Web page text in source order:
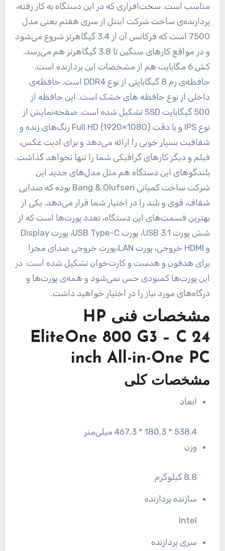
مناسب است. سخت‌افزاری که در این دستگاه به کار رفته،
پردازنده‌ی ساخت شرکت اینتل از سری هفتم یعنی مدل
7500 است که فرکانس آن از 3.4 گیگاهرتز شروع می‌شود
و در مواقع کارهای سنگین تا 3.8 گیگاهرتز هم می‌رسد.
کش 6 مگابایت هم از مشخصات این پردازنده است.
حافظه‌ی رم 8 گیگابایتی از نوع DDR4 است. حافظه‌ی
داخلی از نوع حافظه های خشک است. این حافظه از
500 گیگابایت SSD تشکیل شده است. صفحه‌نمایش از
نوع IPS و با دقت (Full HD (1920×1080 رنگ‌های زنده و
شفافیت بسیار خوبی را ارائه می‌دهد و برای ادیت عکس،
فیلم و دیگر کارهای گرافیکی شما را تنها نخواهد گذاشت.
بلندگوهای این دستگاه هم مثل مدل‌های جدید این
شرکت ساخت کمپانی Bang & Olufsen بوده که صدایی
شفاف، قوی و بلند را در اختیار شما قرار می‌دهد. یکی از
بهترین قسمت‌های این دستگاه، تعدد پورت‌ها است که از
شش پورت USB 3.1، پورت USB Type-C، پورت Display
و HDMI خروجی، پورت LAN،پورت خروجی صدای مجزا
برای هدفون و هدست و کارت‌خوان تشکیل شده است. در
این پورت‌ها کمبودی حس نمی‌شود و همه‌ی پورت‌ها و
درگاه‌های مورد نیاز را در اختیار خواهید داشت.
مشخصات فنی HP
EliteOne 800 G3 – C 24
inch All-in-One PC
مشخصات کلی
ابعاد
538.4 * 180.3 * 467.3 میلی‌متر
وزن
8.8 کیلوگرم
سازنده پردازنده
Intel
سری پردازنده